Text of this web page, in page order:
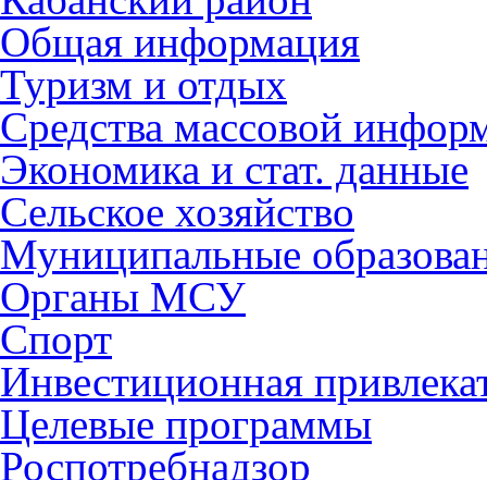
Общая информация
Туризм и отдых
Средства массовой
Экономика и стат. данные
Сельское хозяйство
Муниципальные
Органы МСУ
Спорт
Инвестиционная
Целевые программы
Роспотребнадзор